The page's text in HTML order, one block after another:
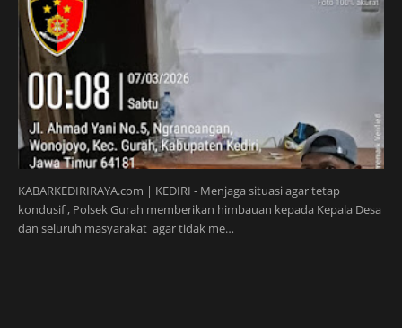
KABARKEDIRIRAYA.com | KEDIRI - Menjaga situasi agar tetap
kondusif , Polsek Gurah memberikan himbauan kepada Kepala Desa
dan seluruh masyarakat agar tidak me…